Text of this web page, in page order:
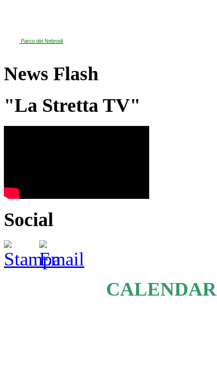
Parco dei Nebrodi
News Flash
"La Stretta TV"
Social